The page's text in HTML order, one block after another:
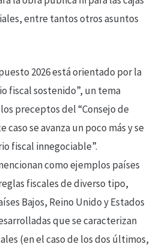
entre tantos otros asuntos
2026 está orientado por la
fiscal sostenido”, un tema
preceptos del “Consejo de
caso se avanza un poco más y se
fiscal innegociable”.
como ejemplos países
fiscales de diverso tipo,
Bajos, Reino Unido y Estados
que se caracterizan
(en el caso de los dos últimos,